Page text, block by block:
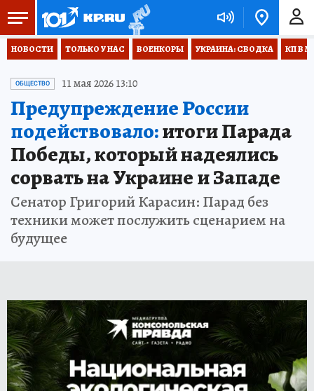
НОВОСТИ ТОЛЬКО У НАС ВОЕНКОРЫ УКРАИНА: СВОДКА КП В
ОБЩЕСТВО 11 мая 2026 13:10
Предупреждение России
подействовало:итоги Парада
Победы, который надеялись
сорвать на Украине и Западе
Сенатор Григорий Карасин: Парад без
техники может послужить сценарием на
будущее